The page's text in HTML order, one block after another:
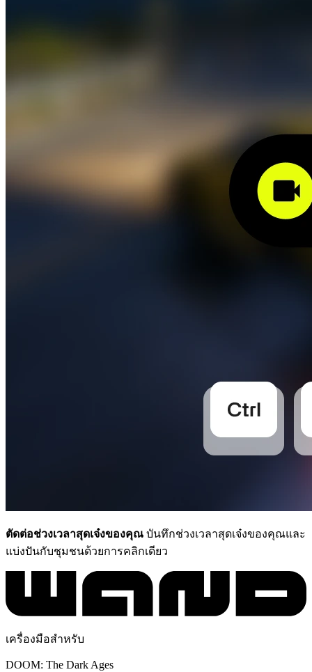
ตัดต่อช่วงเวลาสุดเจ๋งของคุณ บันทึกช่วงเวลาสุดเจ๋งของคุณและ
แบ่งปันกับชุมชนด้วยการคลิกเดียว
เครื่องมือสำหรับ
DOOM: The Dark Ages